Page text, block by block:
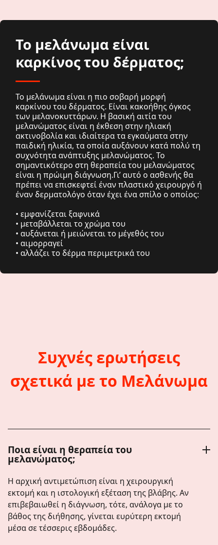
Το μελάνωμα είναι
καρκίνος του δέρματος;
Το μελάνωμα είναι η πιο σοβαρή μορφή
καρκίνου του δέρματος. Είναι κακοήθης όγκος
των μελανοκυττάρων. Η βασική αιτία του
μελανώματος είναι η έκθεση στην ηλιακή
ακτινοβολία και ιδιαίτερα τα εγκαύματα στην
παιδική ηλικία, τα οποία αυξάνουν κατά πολύ τη
συχνότητα ανάπτυξης μελανώματος. Το
σημαντικότερο στη θεραπεία του μελανώματος
είναι η πρώιμη διάγνωση.Γι’ αυτό ο ασθενής θα
πρέπει να επισκεφτεί έναν πλαστικό χειρουργό ή
έναν δερματολόγο όταν έχει ένα σπίλο ο οποίος:
• εμφανίζεται ξαφνικά
• μεταβάλλεται το χρώμα του
• αυξάνεται ή μειώνεται το μέγεθός του
• αιμορραγεί
• αλλάζει το δέρμα περιμετρικά του
Συχνές ερωτήσεις
σχετικά με το Μελάνωμα
Ποια είναι η θεραπεία του
μελανώματος;
Η αρχική αντιμετώπιση είναι η χειρουργική
εκτομή και η ιστολογική εξέταση της βλάβης. Αν
επιβεβαιωθεί η διάγνωση, τότε, ανάλογα με το
βάθος της διήθησης, γίνεται ευρύτερη εκτομή
μέσα σε τέσσερις εβδομάδες.